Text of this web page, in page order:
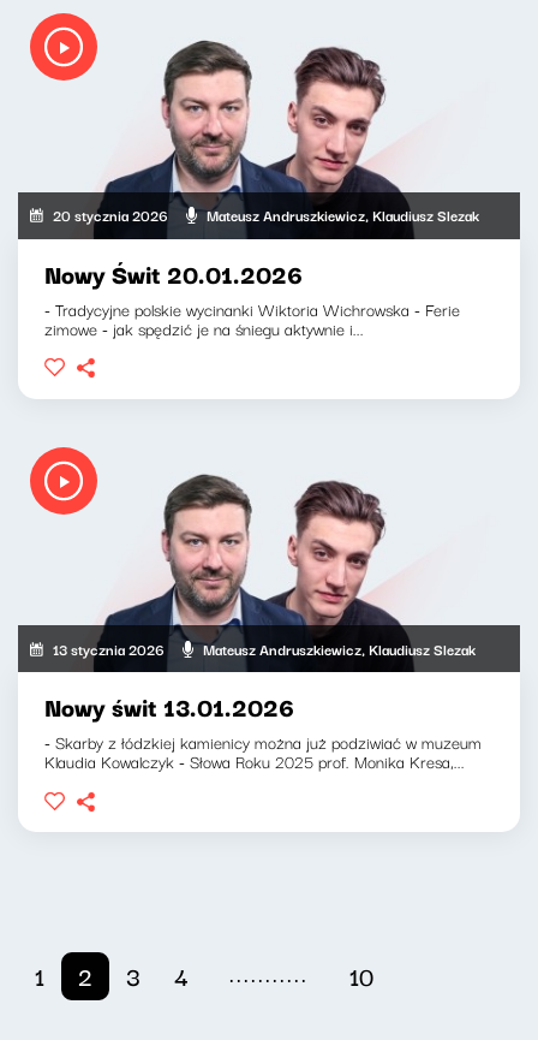
20 stycznia 2026 Mateusz Andruszkiewicz, Klaudiusz Slezak
Nowy Świt 20.01.2026
- Tradycyjne polskie wycinanki Wiktoria Wichrowska - Ferie
zimowe - jak spędzić je na śniegu aktywnie i...
13 stycznia 2026 Mateusz Andruszkiewicz, Klaudiusz Slezak
Nowy świt 13.01.2026
- Skarby z łódzkiej kamienicy można już podziwiać w muzeum
Klaudia Kowalczyk - Słowa Roku 2025 prof. Monika Kresa,...
1 2 3 4 ........... 10